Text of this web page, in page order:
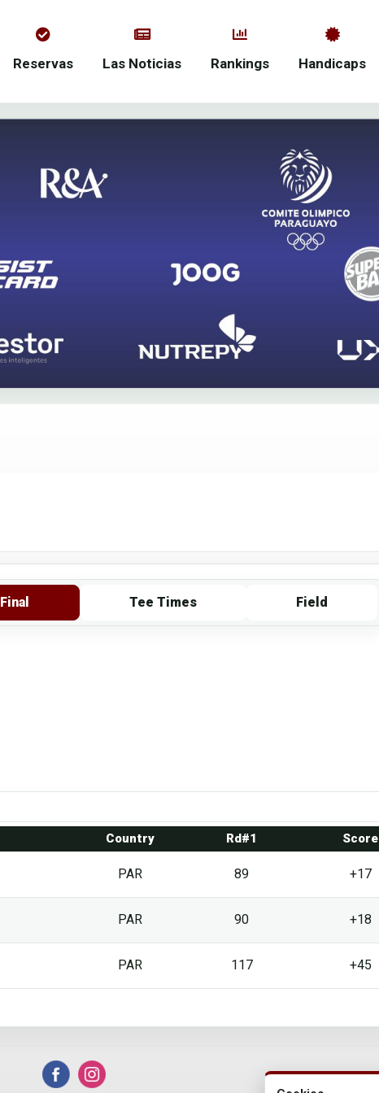
Reservas Las Noticias Rankings Handicaps
Final Tee Times Field
Country Rd#1 Score
PAR 89 +17
PAR 90 +18
PAR 117 +45